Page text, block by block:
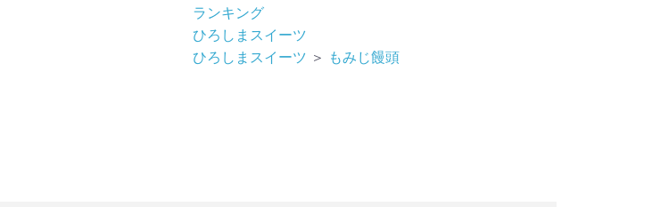
ランキング
ひろしまスイーツ
ひろしまスイーツ ＞ もみじ饅頭